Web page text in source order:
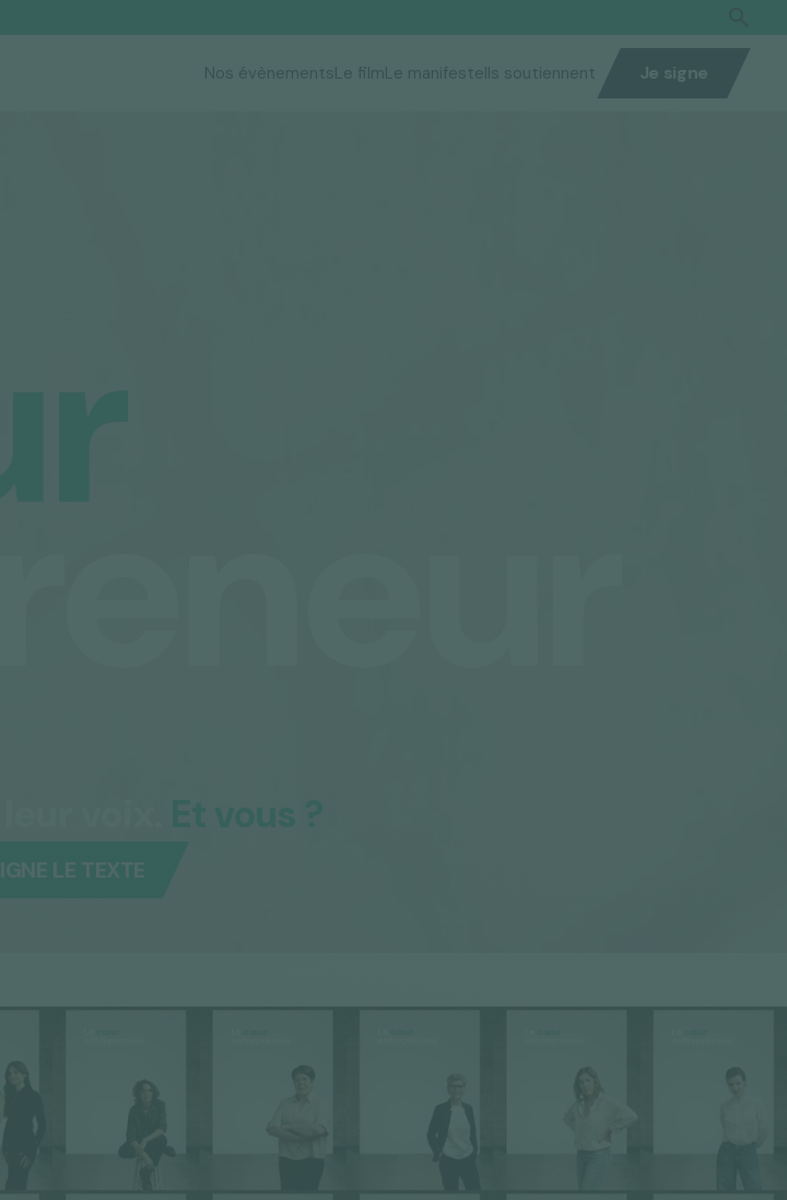
Nos évènementsLe filmLe manifesteIls soutiennent Je signe
LE TEXTE